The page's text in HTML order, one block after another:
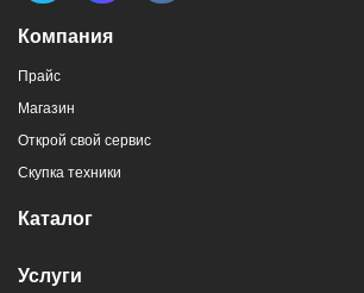
8 (964) 914-44-74
Компания
Прайс
Магазин
Открой свой сервис
Скупка техники
Каталог
Услуги